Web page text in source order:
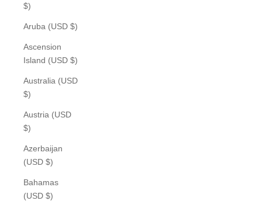
$)
Aruba (USD $)
Ascension
Island (USD $)
Australia (USD
$)
Austria (USD
$)
Azerbaijan
(USD $)
Bahamas
(USD $)